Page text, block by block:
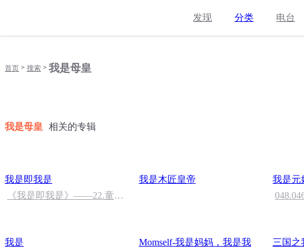
发现 分类 电台
首页 > 搜索 > 我是母皇
我是母皇 相关的专辑
我是即我是
《我是即我是》——22.童话
我是木匠皇帝
我是元
我是
Momself-我是妈妈，我是我
三国之